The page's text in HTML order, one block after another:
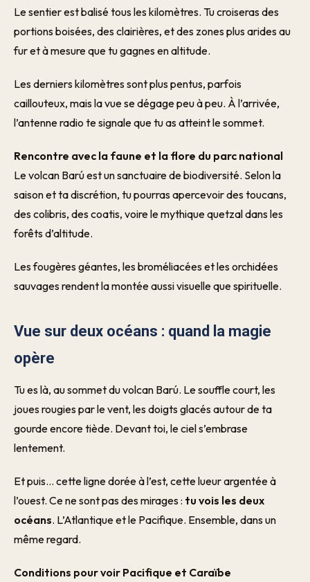
Le sentier est balisé tous les kilomètres. Tu croiseras des
portions boisées, des clairières, et des zones plus arides au
fur et à mesure que tu gagnes en altitude.
Les derniers kilomètres sont plus pentus, parfois
caillouteux, mais la vue se dégage peu à peu. À l’arrivée,
l’antenne radio te signale que tu as atteint le sommet.
Rencontre avec la faune et la flore du parc national
Le volcan Barú est un sanctuaire de biodiversité. Selon la
saison et ta discrétion, tu pourras apercevoir des toucans,
des colibris, des coatis, voire le mythique quetzal dans les
forêts d’altitude.
Les fougères géantes, les broméliacées et les orchidées
sauvages rendent la montée aussi visuelle que spirituelle.
Vue sur deux océans : quand la magie
opère
Tu es là, au sommet du volcan Barú. Le souffle court, les
joues rougies par le vent, les doigts glacés autour de ta
gourde encore tiède. Devant toi, le ciel s’embrase
lentement.
Et puis… cette ligne dorée à l’est, cette lueur argentée à
l’ouest. Ce ne sont pas des mirages : tu vois les deux
océans. L’Atlantique et le Pacifique. Ensemble, dans un
même regard.
Conditions pour voir Pacifique et Caraïbe